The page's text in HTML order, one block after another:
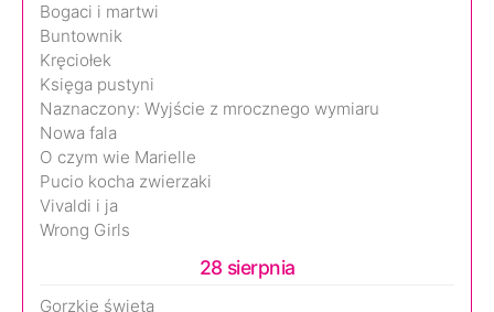
Bogaci i martwi
Buntownik
Kręciołek
Księga pustyni
Naznaczony: Wyjście z mrocznego wymiaru
Nowa fala
O czym wie Marielle
Pucio kocha zwierzaki
Vivaldi i ja
Wrong Girls
28 sierpnia
Gorzkie święta